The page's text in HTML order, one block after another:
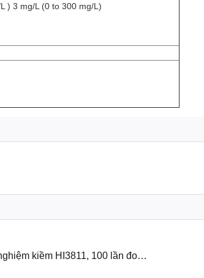
) 3 mg/L (0 to 300 mg/L)
kiềm HI3811, 100 lần đo